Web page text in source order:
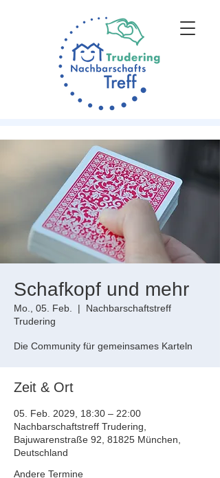
Schafkopf und mehr
Mo., 05. Feb.
  |
Nachbarschaftstreff
Trudering
Die Community für gemeinsames Karteln
Zeit & Ort
05. Feb. 2029, 18:30 – 22:00
Nachbarschaftstreff Trudering,
Bajuwarenstraße 92, 81825 München,
Deutschland
Andere Termine